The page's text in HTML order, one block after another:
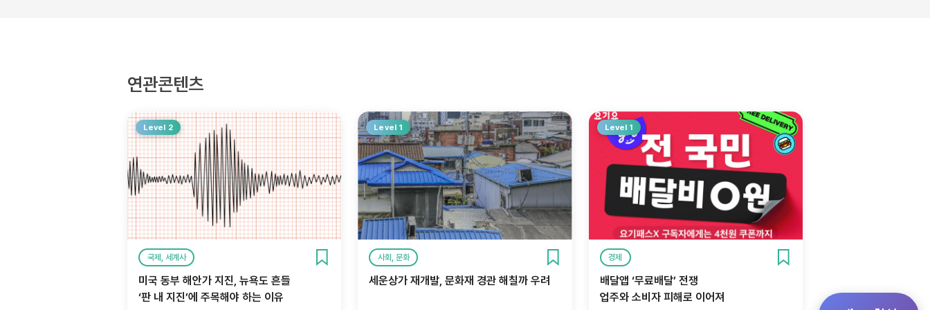
연관콘텐츠
Level 2
국제, 세계사
미국 동부 해안가 지진, 뉴욕도 흔들
‘판 내 지진’에 주목해야 하는 이유
Level 1
사회, 문화
세운상가 재개발, 문화재 경관 해칠까 우려
Level 1
경제
배달앱 ‘무료배달’ 전쟁
업주와 소비자 피해로 이어져